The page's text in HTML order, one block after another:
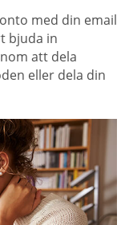
med din email
bjuda in
att dela
eller dela din